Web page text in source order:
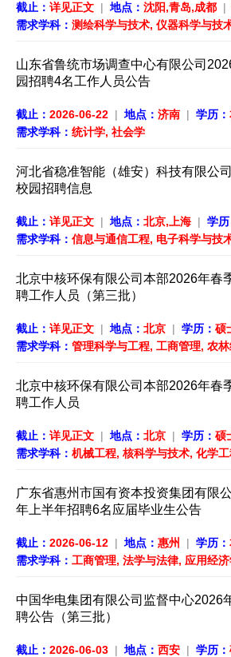
截止： 详见正文 | 地点： 沈阳,青岛,成都 |
需求学科： 测绘科学与技术, 仪器科学与技
程, 机械工程, 控制科学与工程
山东省鲁统市场调查中心有限公司
园招聘4名工作人员公告
截止： 2026-06-22 | 地点： 济南 | 学历：
需求学科： 统计学, 社会学
河北省稳准智能（雄安）科技有限公
校园招聘信息
截止： 详见正文 | 地点： 北京,上海 | 学历
需求学科： 信息与通信工程, 电子科学与技
北京中核环保有限公司本部2026年春
聘工作人员（第三批）
截止： 详见正文 | 地点： 北京 | 学历： 硕
需求学科： 管理科学与工程, 工商管理, 农
计, 理论经济学, 应用经济学, 数字经济, 金
学工程与技术, 工科大类（未明确具体学科
北京中核环保有限公司本部2026年春
聘工作人员
截止： 详见正文 | 地点： 北京 | 学历： 硕
需求学科： 机械工程, 核科学与技术, 化学
广东省惠州市国有资本投资集团有限
年上半年招聘6名应届毕业生公告
截止： 2026-06-12 | 地点： 惠州 | 学历：
需求学科： 工商管理, 法学与法律, 应用经
中国华电集团有限公司监督中心2026
聘公告（第三批）
截止： 2026-06-03 | 地点： 西安 | 学历：